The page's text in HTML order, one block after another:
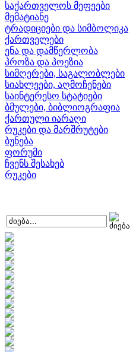
საქართველოს მეფეები
მემატიანე
ტრადიციები და სიმბოლიკა
ქართველები
ენა და დამწერლობა
პროზა და პოეზია
სიმღერები, საგალობლები
სიახლეები, აღმოჩენები
საინტერესო სტატიები
ბმულები, ბიბლიოგრაფია
ქართული იარაღი
რუკები და მარშრუტები
ბუნება
ფორუმი
ჩვენს შესახებ
რუკები